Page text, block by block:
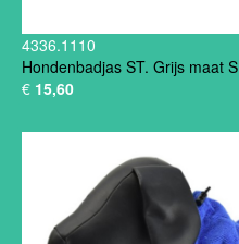
4336.1110
Hondenbadjas ST. Grijs maat S
€ 15,60